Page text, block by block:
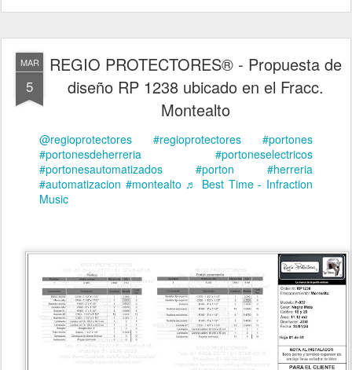
MAR
5
REGIO PROTECTORES® - Propuesta de
diseño RP 1238 ubicado en el Fracc.
Montealto
@regioprotectores #regioprotectores
#portones
#portonesdeherreria
#portoneselectricos
#portonesautomatizados
#porton
#herreria
#automatizacion #montealto ♬ Best Time - Infraction
Music